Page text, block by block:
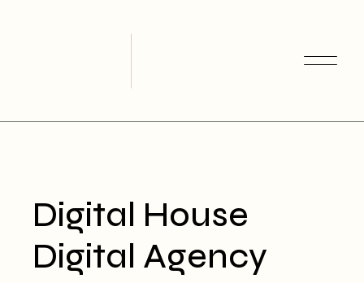
Digital House
Digital Agency